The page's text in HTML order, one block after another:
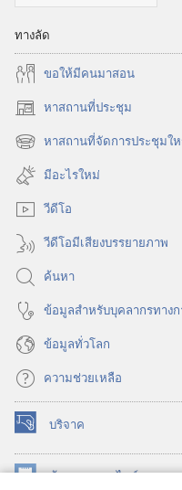
ทางลัด
ขอ​ให้​มี​คน​มา​สอน
หาสถานที่ประชุม
(เปิด
หน้าต่าง
ใหม่)
หาสถานที่จัดการประชุมใ
(เปิด
หน้าต่าง
ใหม่)
มีอะไรใหม่
วีดีโอ
วีดีโอมีเสียงบรรยายภาพ
ค้นหา
ข้อมูล​สำหรับ​บุคลากร​ทาง​
ข้อมูล​ทั่ว​โลก
ความช่วยเหลือ
บริจาค
(เปิด
หน้าต่าง
ใหม่) ห้องสมุดออนไลน์ของวอช